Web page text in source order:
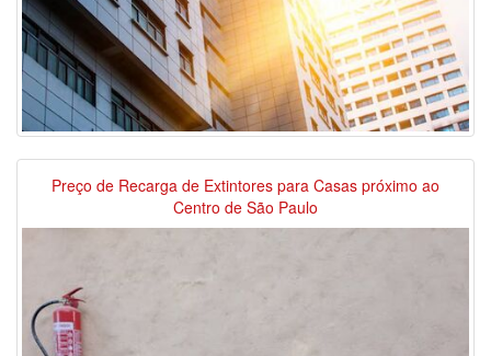
Preço de Recarga de Extintores para Casas próximo ao
Centro de São Paulo